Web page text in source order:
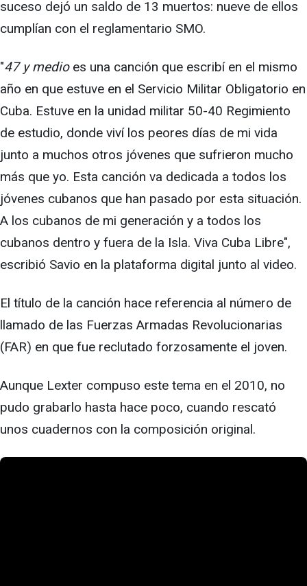
suceso dejó un saldo de 13 muertos: nueve de ellos
cumplían con el reglamentario SMO.
"47 y medio es una canción que escribí en el mismo
año en que estuve en el Servicio Militar Obligatorio en
Cuba. Estuve en la unidad militar 50-40 Regimiento
de estudio, donde viví los peores días de mi vida
junto a muchos otros jóvenes que sufrieron mucho
más que yo. Esta canción va dedicada a todos los
jóvenes cubanos que han pasado por esta situación.
A los cubanos de mi generación y a todos los
cubanos dentro y fuera de la Isla. Viva Cuba Libre",
escribió Savio en la plataforma digital junto al video.
El título de la canción hace referencia al número de
llamado de las Fuerzas Armadas Revolucionarias
(FAR) en que fue reclutado forzosamente el joven.
Aunque Lexter compuso este tema en el 2010, no
pudo grabarlo hasta hace poco, cuando rescató
unos cuadernos con la composición original.